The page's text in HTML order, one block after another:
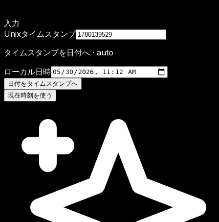
入力
Unixタイムスタンプ
タイムスタンプを日付へ · auto
ローカル日時
日付をタイムスタンプへ
現在時刻を使う